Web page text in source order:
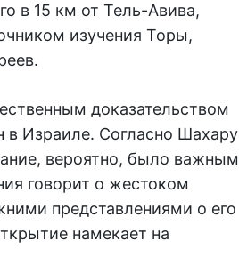
в 15 км от Тель-Авива,
изучения Торы,
доказательством
в Израиле. Согласно Шахару
вероятно, было важным
говорит о жестоком
представлениями о его
намекает на